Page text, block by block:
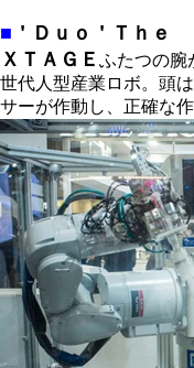
■ ＇Ｄｕｏ＇Ｔｈｅ
ＸＴＡＧＥ ふたつの腕
世代人型産業ロボ。頭
サーが作動し、正確な